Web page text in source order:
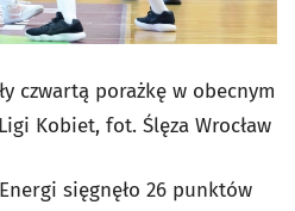
czwartą porażkę w obecnym
Kobiet, fot. Ślęza Wrocław
sięgnęło 26 punktów